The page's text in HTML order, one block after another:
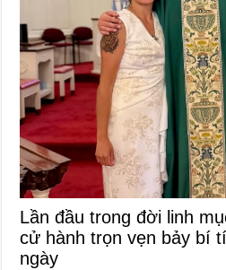
Lần đầu trong đời linh
cử hành trọn vẹn bảy bí
ngày